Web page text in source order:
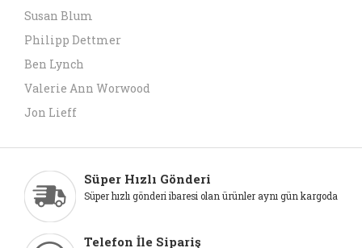
Susan Blum
Philipp Dettmer
Ben Lynch
Valerie Ann Worwood
Jon Lieff
Süper Hızlı Gönderi
Süper hızlı gönderi ibaresi olan ürünler aynı gün kargoda
Telefon İle Sipariş